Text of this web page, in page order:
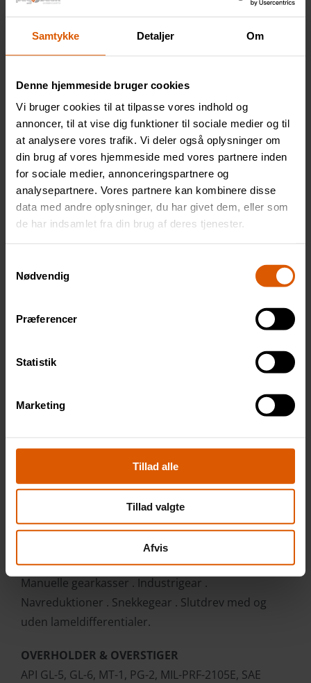
Samtykke Detaljer Om
Denne hjemmeside bruger cookies
Vi bruger cookies til at tilpasse vores indhold og
annoncer, til at vise dig funktioner til sociale medier og til
at analysere vores trafik. Vi deler også oplysninger om
din brug af vores hjemmeside med vores partnere inden
for sociale medier, annonceringspartnere og
analysepartnere. Vores partnere kan kombinere disse
data med andre oplysninger, du har givet dem, eller som
de har indsamlet fra din brug af deres tjenester.
Nødvendig
Præferencer
Statistik
Marketing
Tillad alle
Tillad valgte
Afvis
Beskytter især i perioder, hvor smørefilmen er
minimal eller ikke eksisterende
Royal Red beskytter mod slitage, udmatnings- og
pittingskader i drev og lejer, hvilket markant øger
levetiden på ​​transmissioner og gearkasser under
hårde driftsforhold.
ENERGIREDUCERING
Royal Red overfører drejningsmoment med øget
effektivitet, reduceret gearkassestøj og lavere
olietemperatur. Hvilket fører til energibesparelser
FORDELE
Modstår meget høje belastninger
Sænker olietemperaturen
Høj skumningsresistens
Langtids holdbar
Høj oxidationsstabilitet
Meget høj termisk stabilitet
Forhindrer olielækage
ANVENDELSESOMRÅDER
Manuelle gearkasser . Industrigear .
Navreduktioner . Snekkegear . Slutdrev med og
uden lameldifferentialer.
OVERHOLDER & OVERSTIGER
API GL-5, GL-6, MT-1, PG-2, MIL-PRF-2105E, SAE